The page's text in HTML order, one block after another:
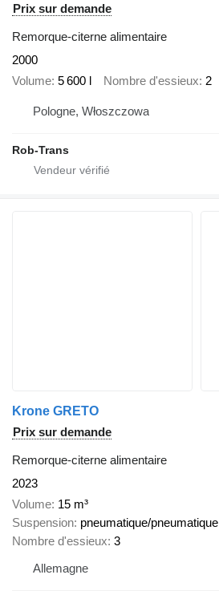
Prix sur demande
Remorque-citerne alimentaire
2000
Volume 5 600 l Nombre d'essieux 2
Pologne, Włoszczowa
Rob-Trans
Krone GRETO
Prix sur demande
Remorque-citerne alimentaire
2023
Volume 15 m³
Suspension pneumatique/pneumatique
Nombre d'essieux 3
Allemagne